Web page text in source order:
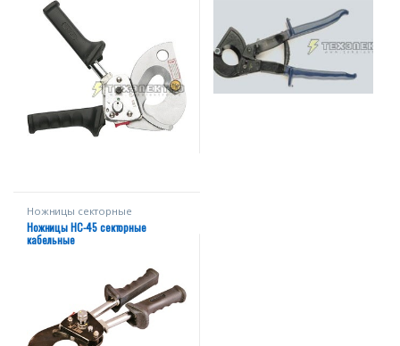
Ножницы секторные
Ножницы НС-45 секторные
кабельные